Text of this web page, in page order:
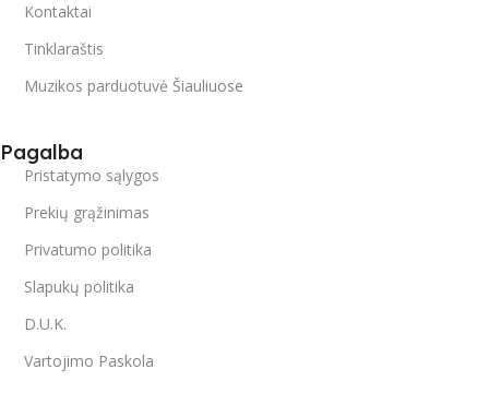
Kontaktai
Tinklaraštis
Muzikos parduotuvė Šiauliuose
Pagalba
Pristatymo sąlygos
Prekių grąžinimas
Privatumo politika
Slapukų politika
D.U.K.
Vartojimo Paskola